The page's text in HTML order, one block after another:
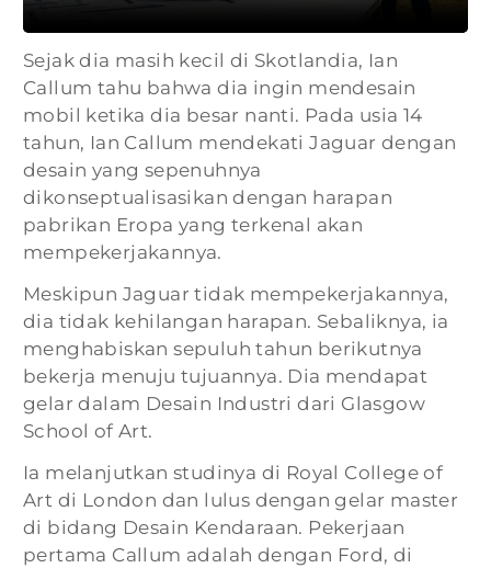
Sejak dia masih kecil di Skotlandia, Ian
Callum tahu bahwa dia ingin mendesain
mobil ketika dia besar nanti. Pada usia 14
tahun, Ian Callum mendekati Jaguar dengan
desain yang sepenuhnya
dikonseptualisasikan dengan harapan
pabrikan Eropa yang terkenal akan
mempekerjakannya.
Meskipun Jaguar tidak mempekerjakannya,
dia tidak kehilangan harapan. Sebaliknya, ia
menghabiskan sepuluh tahun berikutnya
bekerja menuju tujuannya. Dia mendapat
gelar dalam Desain Industri dari Glasgow
School of Art.
Ia melanjutkan studinya di Royal College of
Art di London dan lulus dengan gelar master
di bidang Desain Kendaraan. Pekerjaan
pertama Callum adalah dengan Ford, di